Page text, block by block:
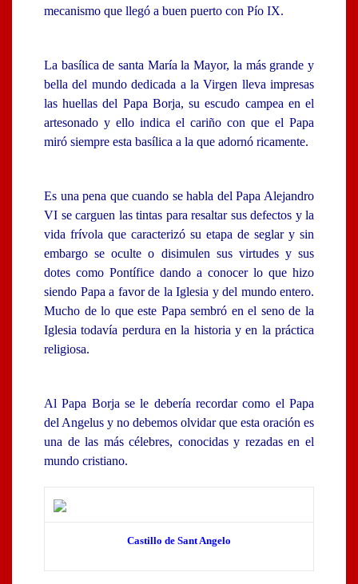
mecanismo que llegó a buen puerto con Pío IX.
La basílica de santa María la Mayor, la más grande y
bella del mundo dedicada a la Virgen lleva impresas
las huellas del Papa Borja, su escudo campea en el
artesonado y ello indica el cariño con que el Papa
miró siempre esta basílica a la que adornó ricamente.
Es una pena que cuando se habla del Papa Alejandro
VI se carguen las tintas para resaltar sus defectos y la
vida frívola que caracterizó su etapa de seglar y sin
embargo se oculte o disimulen sus virtudes y sus
dotes como Pontífice dando a conocer lo que hizo
siendo Papa a favor de la Iglesia y del mundo entero.
Mucho de lo que este Papa sembró en el seno de la
Iglesia todavía perdura en la historia y en la práctica
religiosa.
Al Papa Borja se le debería recordar como el Papa
del Angelus y no debemos olvidar que esta oración es
una de las más célebres, conocidas y rezadas en el
mundo cristiano.
Castillo de Sant Angelo